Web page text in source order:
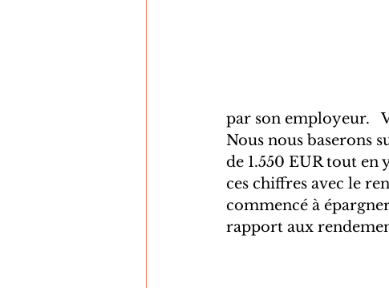
par son employeur.
Nous nous baserons
de 1.550 EUR tout en
ces chiffres avec le
commencé à
rapport aux